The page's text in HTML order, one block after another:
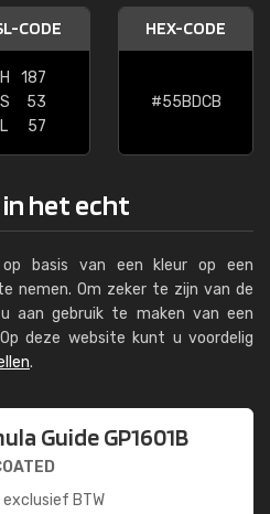
CODE
H
187
S
53
L
57
HEX-CODE
#55BDCB
in het echt
basis van een kleur op een
nemen. Om zeker te zijn van de
aan gebruik te maken van een
deze website kunt u voordelig
.
Guide GP1601B
exclusief BTW